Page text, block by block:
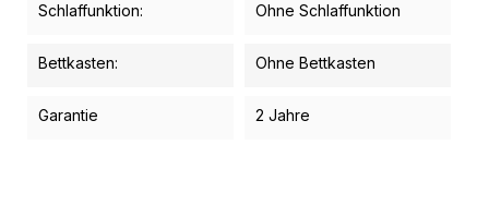
Schlaffunktion: Ohne Schlaffunktion
Bettkasten: Ohne Bettkasten
Garantie 2 Jahre